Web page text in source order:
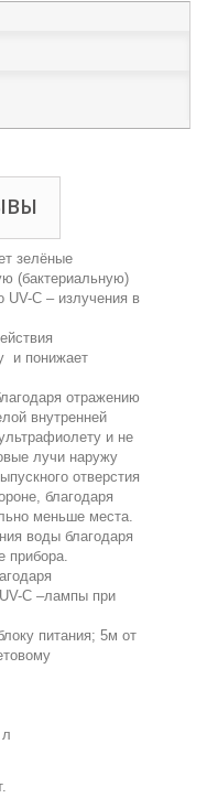
зелёные
(бактериальную)
UV-C – излучения в
и понижает
отражению
внутренней
и не
лучи наружу
отверстия
благодаря
меньше места.
воды благодаря
прибора.
C –лампы при
питания; 5м от